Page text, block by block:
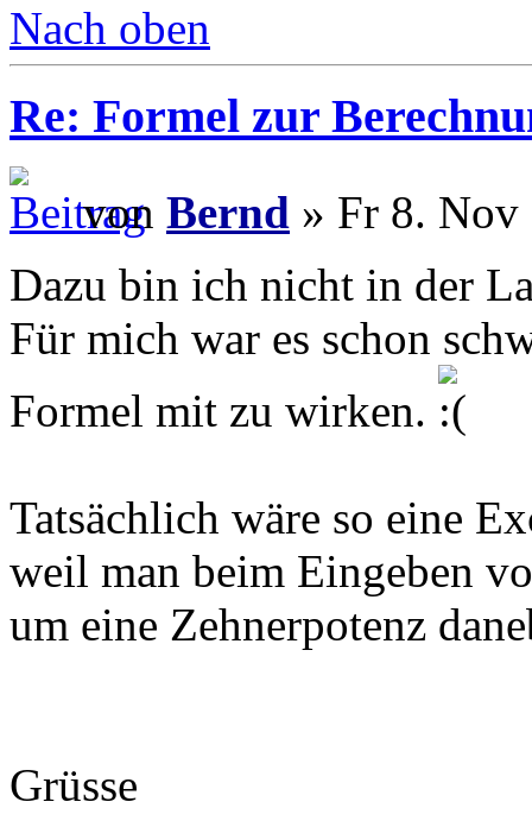
Nach oben
Re: Formel zur
von Bernd » Fr 8. Nov
Dazu bin ich nicht in der
Für mich war es schon
Formel mit zu wirken.
Tatsächlich wäre so eine
weil man beim Eingeben
um eine Zehnerpotenz
Grüsse